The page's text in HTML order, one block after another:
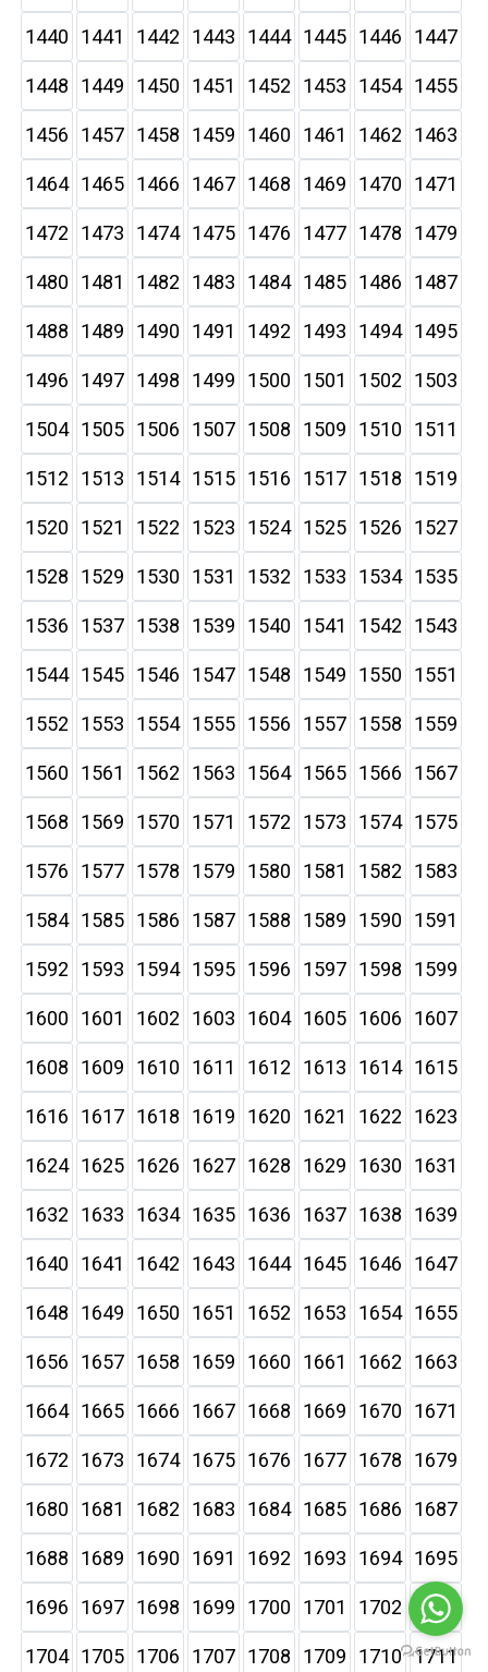
1440 1441 1442 1443 1444 1445 1446 1447
1448 1449 1450 1451 1452 1453 1454 1455
1456 1457 1458 1459 1460 1461 1462 1463
1464 1465 1466 1467 1468 1469 1470 1471
1472 1473 1474 1475 1476 1477 1478 1479
1480 1481 1482 1483 1484 1485 1486 1487
1488 1489 1490 1491 1492 1493 1494 1495
1496 1497 1498 1499 1500 1501 1502 1503
1504 1505 1506 1507 1508 1509 1510 1511
1512 1513 1514 1515 1516 1517 1518 1519
1520 1521 1522 1523 1524 1525 1526 1527
1528 1529 1530 1531 1532 1533 1534 1535
1536 1537 1538 1539 1540 1541 1542 1543
1544 1545 1546 1547 1548 1549 1550 1551
1552 1553 1554 1555 1556 1557 1558 1559
1560 1561 1562 1563 1564 1565 1566 1567
1568 1569 1570 1571 1572 1573 1574 1575
1576 1577 1578 1579 1580 1581 1582 1583
1584 1585 1586 1587 1588 1589 1590 1591
1592 1593 1594 1595 1596 1597 1598 1599
1600 1601 1602 1603 1604 1605 1606 1607
1608 1609 1610 1611 1612 1613 1614 1615
1616 1617 1618 1619 1620 1621 1622 1623
1624 1625 1626 1627 1628 1629 1630 1631
1632 1633 1634 1635 1636 1637 1638 1639
1640 1641 1642 1643 1644 1645 1646 1647
1648 1649 1650 1651 1652 1653 1654 1655
1656 1657 1658 1659 1660 1661 1662 1663
1664 1665 1666 1667 1668 1669 1670 1671
1672 1673 1674 1675 1676 1677 1678 1679
1680 1681 1682 1683 1684 1685 1686 1687
1688 1689 1690 1691 1692 1693 1694 1695
1696 1697 1698 1699 1700 1701 1702 1703
1704 1705 1706 1707 1708 1709 1710 1711